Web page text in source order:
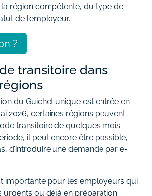
la région compétente, du type de
de l’employeur.
?
transitoire dans
du Guichet unique est entrée en
2026, certaines régions peuvent
transitoire de quelques mois.
il peut encore être possible,
d’introduire une demande par e-
importante pour les employeurs qui
urgents ou déjà en préparation.